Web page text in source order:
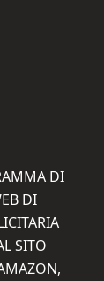
DI
DI
SITO